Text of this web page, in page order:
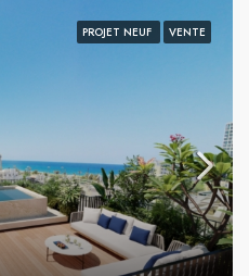
PROJET NEUF VENTE